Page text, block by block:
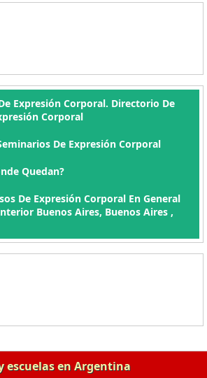
Expresión Corporal. Directorio De
Corporal
De Expresión Corporal
Quedan?
De Expresión Corporal En General
Buenos Aires, Buenos Aires ,
escuelas en Argentina